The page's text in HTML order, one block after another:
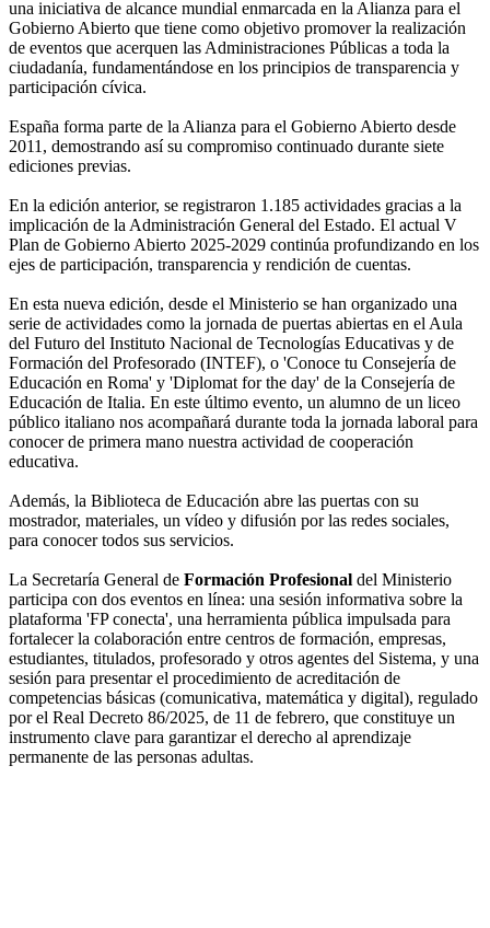
una iniciativa de alcance mundial enmarcada en la Alianza para el
Gobierno Abierto que tiene como objetivo promover la realización
de eventos que acerquen las Administraciones Públicas a toda la
ciudadanía, fundamentándose en los principios de transparencia y
participación cívica.
España forma parte de la Alianza para el Gobierno Abierto desde
2011, demostrando así su compromiso continuado durante siete
ediciones previas.
En la edición anterior, se registraron 1.185 actividades gracias a la
implicación de la Administración General del Estado. El actual V
Plan de Gobierno Abierto 2025-2029 continúa profundizando en los
ejes de participación, transparencia y rendición de cuentas.
En esta nueva edición, desde el Ministerio se han organizado una
serie de actividades como la jornada de puertas abiertas en el Aula
del Futuro del Instituto Nacional de Tecnologías Educativas y de
Formación del Profesorado (INTEF), o 'Conoce tu Consejería de
Educación en Roma' y 'Diplomat for the day' de la Consejería de
Educación de Italia. En este último evento, un alumno de un liceo
público italiano nos acompañará durante toda la jornada laboral para
conocer de primera mano nuestra actividad de cooperación
educativa.
Además, la Biblioteca de Educación abre las puertas con su
mostrador, materiales, un vídeo y difusión por las redes sociales,
para conocer todos sus servicios.
La Secretaría General de Formación Profesional del Ministerio
participa con dos eventos en línea: una sesión informativa sobre la
plataforma 'FP conecta', una herramienta pública impulsada para
fortalecer la colaboración entre centros de formación, empresas,
estudiantes, titulados, profesorado y otros agentes del Sistema, y una
sesión para presentar el procedimiento de acreditación de
competencias básicas (comunicativa, matemática y digital), regulado
por el Real Decreto 86/2025, de 11 de febrero, que constituye un
instrumento clave para garantizar el derecho al aprendizaje
permanente de las personas adultas.